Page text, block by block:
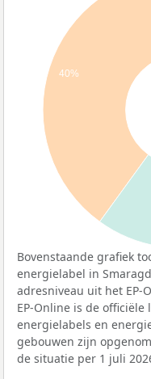
40%
Bovenstaande grafiek
energielabel in
adresniveau uit het EP-
EP-Online is de
energielabels en
gebouwen zijn
de situatie per 1 juli